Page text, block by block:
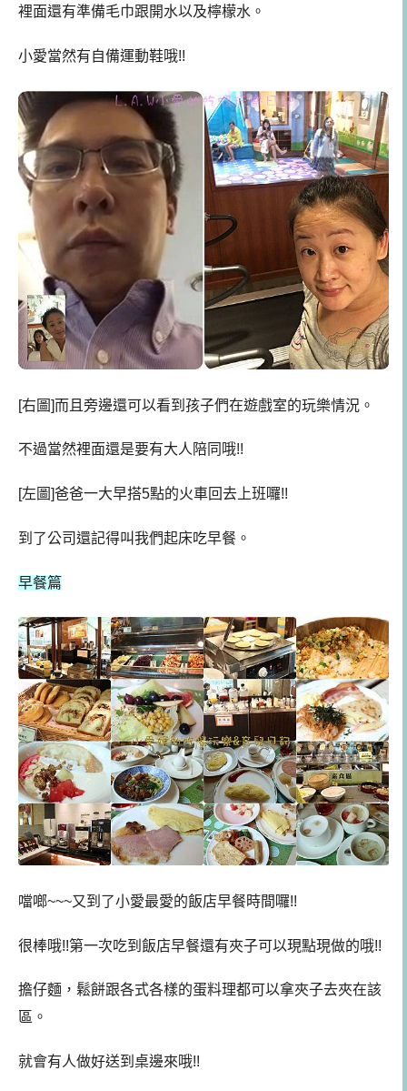
裡面還有準備毛巾跟開水以及檸檬水。
小愛當然有自備運動鞋哦!!
[右圖]而且旁邊還可以看到孩子們在遊戲室的玩樂情況。
不過當然裡面還是要有大人陪同哦!!
[左圖]爸爸一大早搭5點的火車回去上班囉!!
到了公司還記得叫我們起床吃早餐。
早餐篇
噹啷~~~又到了小愛最愛的飯店早餐時間囉!!
很棒哦!!第一次吃到飯店早餐還有夾子可以現點現做的哦!!
擔仔麵，鬆餅跟各式各樣的蛋料理都可以拿夾子去夾在該
區。
就會有人做好送到桌邊來哦!!